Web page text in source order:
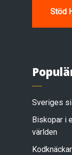
Stöd
Sveriges
Biskopar i
världen